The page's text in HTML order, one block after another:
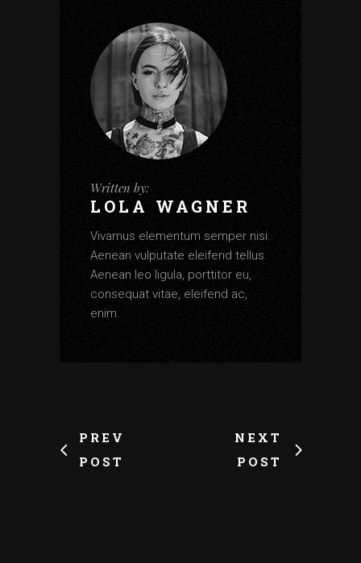
Written by:
LOLA WAGNER
Vivamus elementum semper nisi.
Aenean vulputate eleifend tellus.
Aenean leo ligula, porttitor eu,
consequat vitae, eleifend ac,
enim.
PREV
POST
NEXT
POST